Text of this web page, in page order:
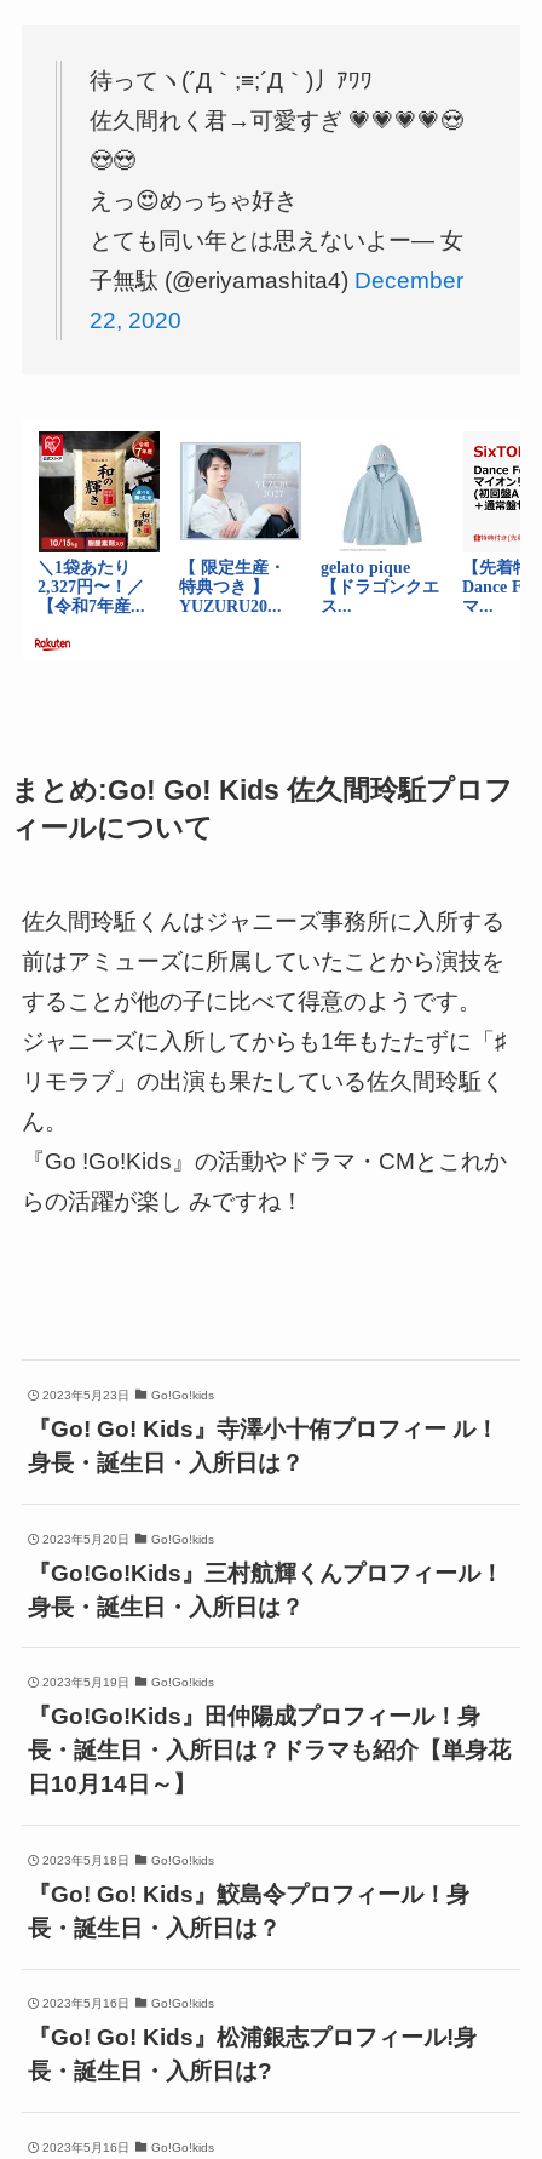
待ってヽ(´Д｀;≡;´Д｀)丿ｱﾜﾜ
佐久間れく君→可愛すぎ 💗💗💗💗😍
😍😍
えっ😍めっちゃ好き
とても同い年とは思えないよー— 女
子無駄 (@eriyamashita4) December
22, 2020
まとめ:Go! Go! Kids 佐久間玲駈プロフ
ィールについて
佐久間玲駈くんはジャニーズ事務所に入所する
前はアミューズに所属していたことから演技を
することが他の子に比べて得意のようです。
ジャニーズに入所してからも1年もたたずに「♯
リモラブ」の出演も果たしている佐久間玲駈く
ん。
『Go !Go!Kids』の活動やドラマ・CMとこれか
らの活躍が楽し みですね！
2023年5月23日 Go!Go!kids
『Go! Go! Kids』寺澤小十侑プロフィー ル！
身長・誕生日・入所日は？
2023年5月20日 Go!Go!kids
『Go!Go!Kids』三村航輝くんプロフィール！
身長・誕生日・入所日は？
2023年5月19日 Go!Go!kids
『Go!Go!Kids』田仲陽成プロフィール！身
長・誕生日・入所日は？ドラマも紹介【単身花
日10月14日～】
2023年5月18日 Go!Go!kids
『Go! Go! Kids』鮫島令プロフィール！身
長・誕生日・入所日は？
2023年5月16日 Go!Go!kids
『Go! Go! Kids』松浦銀志プロフィール!身
長・誕生日・入所日は?
2023年5月16日 Go!Go!kids